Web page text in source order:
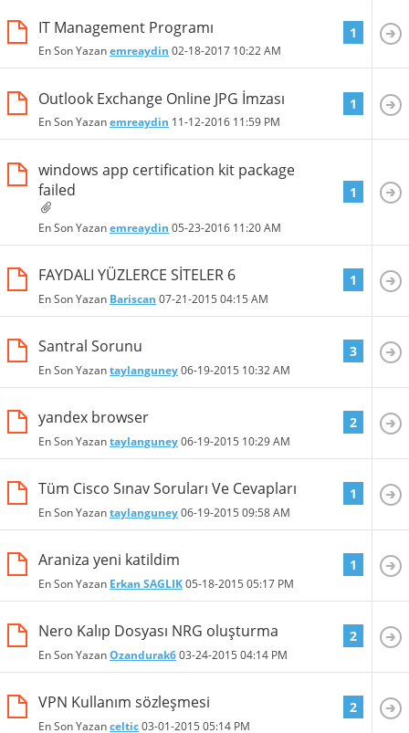
IT Management Programı
En Son Yazanemreaydin 02-18-2017 10:22 AM
1
Outlook Exchange Online JPG İmzası
En Son Yazanemreaydin 11-12-2016 11:59 PM
1
windows app certification kit package
failed
En Son Yazanemreaydin 05-23-2016 11:20 AM
1
FAYDALI YÜZLERCE SİTELER 6
En Son Yazan Bariscan 07-21-2015 04:15 AM
1
Santral Sorunu
En Son Yazantaylanguney06-19-2015 10:32 AM
3
yandex browser
En Son Yazantaylanguney06-19-2015 10:29 AM
2
Tüm Cisco Sınav Soruları Ve Cevapları
En Son Yazantaylanguney06-19-2015 09:58 AM
1
Araniza yeni katildim
En Son Yazan Erkan SAGLIK05-18-2015 05:17 PM
1
Nero Kalıp Dosyası NRG oluşturma
En Son YazanOzandurak603-24-2015 04:14 PM
2
VPN Kullanım sözleşmesi
En Son Yazanceltic03-01-2015 05:14 PM
2